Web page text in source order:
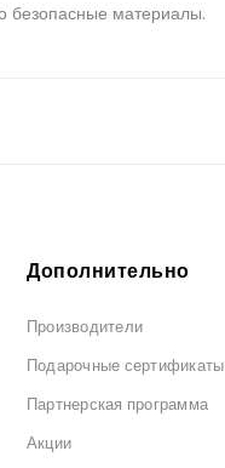
безопасные материалы.
Дополнительно
Производители
Подарочные сертификаты
Партнерская программа
Акции